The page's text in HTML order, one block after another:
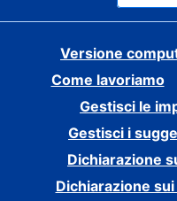
Versione
Come lavoriamo
Gestisci le
Gestisci i
Dichiarazione
Dichiarazione